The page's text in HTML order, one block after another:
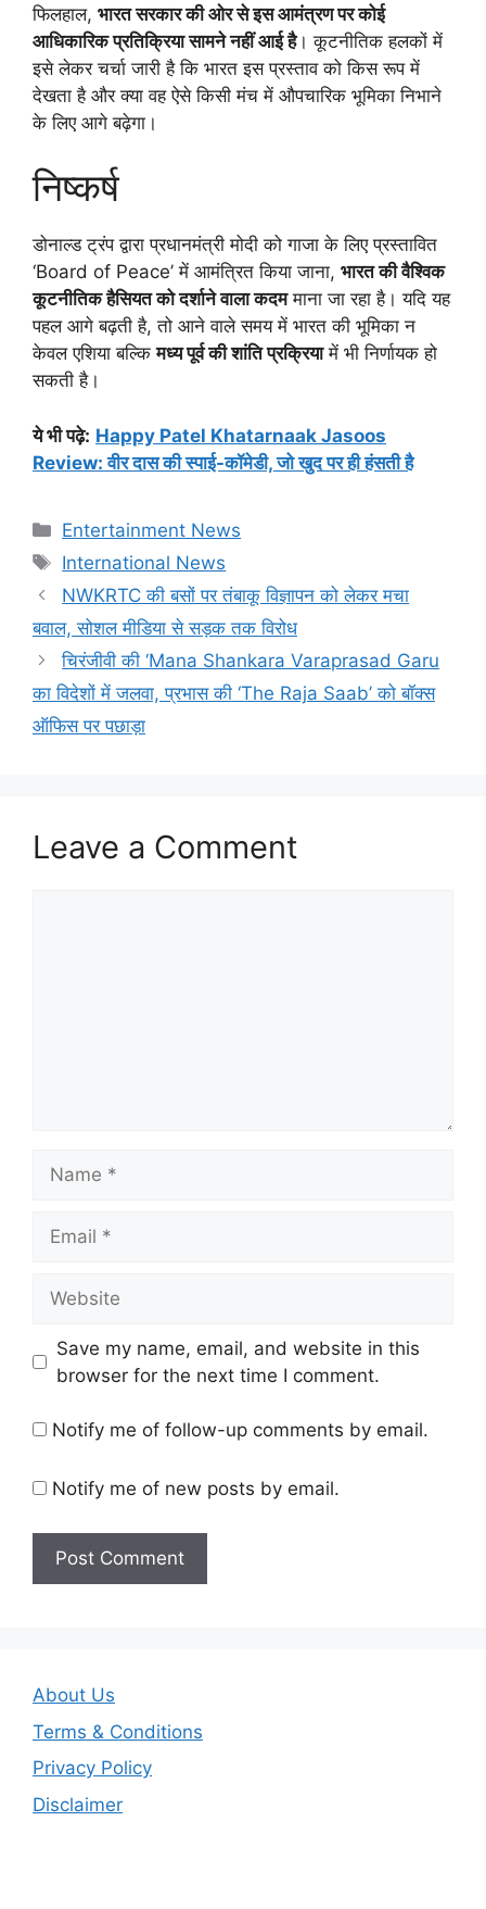
फिलहाल, भारत सरकार की ओर से इस आमंत्रण पर कोई
आधिकारिक प्रतिक्रिया सामने नहीं आई है। कूटनीतिक हलकों में
इसे लेकर चर्चा जारी है कि भारत इस प्रस्ताव को किस रूप में
देखता है और क्या वह ऐसे किसी मंच में औपचारिक भूमिका निभाने
के लिए आगे बढ़ेगा।
निष्कर्ष
डोनाल्ड ट्रंप द्वारा प्रधानमंत्री मोदी को गाजा के लिए प्रस्तावित
‘Board of Peace’ में आमंत्रित किया जाना, भारत की वैश्विक
कूटनीतिक हैसियत को दर्शाने वाला कदममाना जा रहा है। यदि यह
पहल आगे बढ़ती है, तो आने वाले समय में भारत की भूमिका न
केवल एशिया बल्किमध्य पूर्व की शांति प्रक्रियामें भी निर्णायक हो
सकती है।
ये भी पढ़े: Happy Patel Khatarnaak Jasoos
Review: वीर दास की स्पाई-कॉमेडी, जो खुद पर ही हंसती है
Categories
Entertainment News
Tags
International News
NWKRTC की बसों पर तंबाकू विज्ञापन को लेकर मचा
बवाल, सोशल मीडिया से सड़क तक विरोध
चिरंजीवी की ‘Mana Shankara Varaprasad Garu
का विदेशों में जलवा, प्रभास की ‘The Raja Saab’ को बॉक्स
ऑफिस पर पछाड़ा
Leave a Comment
Save my name, email, and website in this
browser for the next time I comment.
Notify me of follow-up comments by email.
Notify me of new posts by email.
About Us
Terms & Conditions
Privacy Policy
Disclaimer